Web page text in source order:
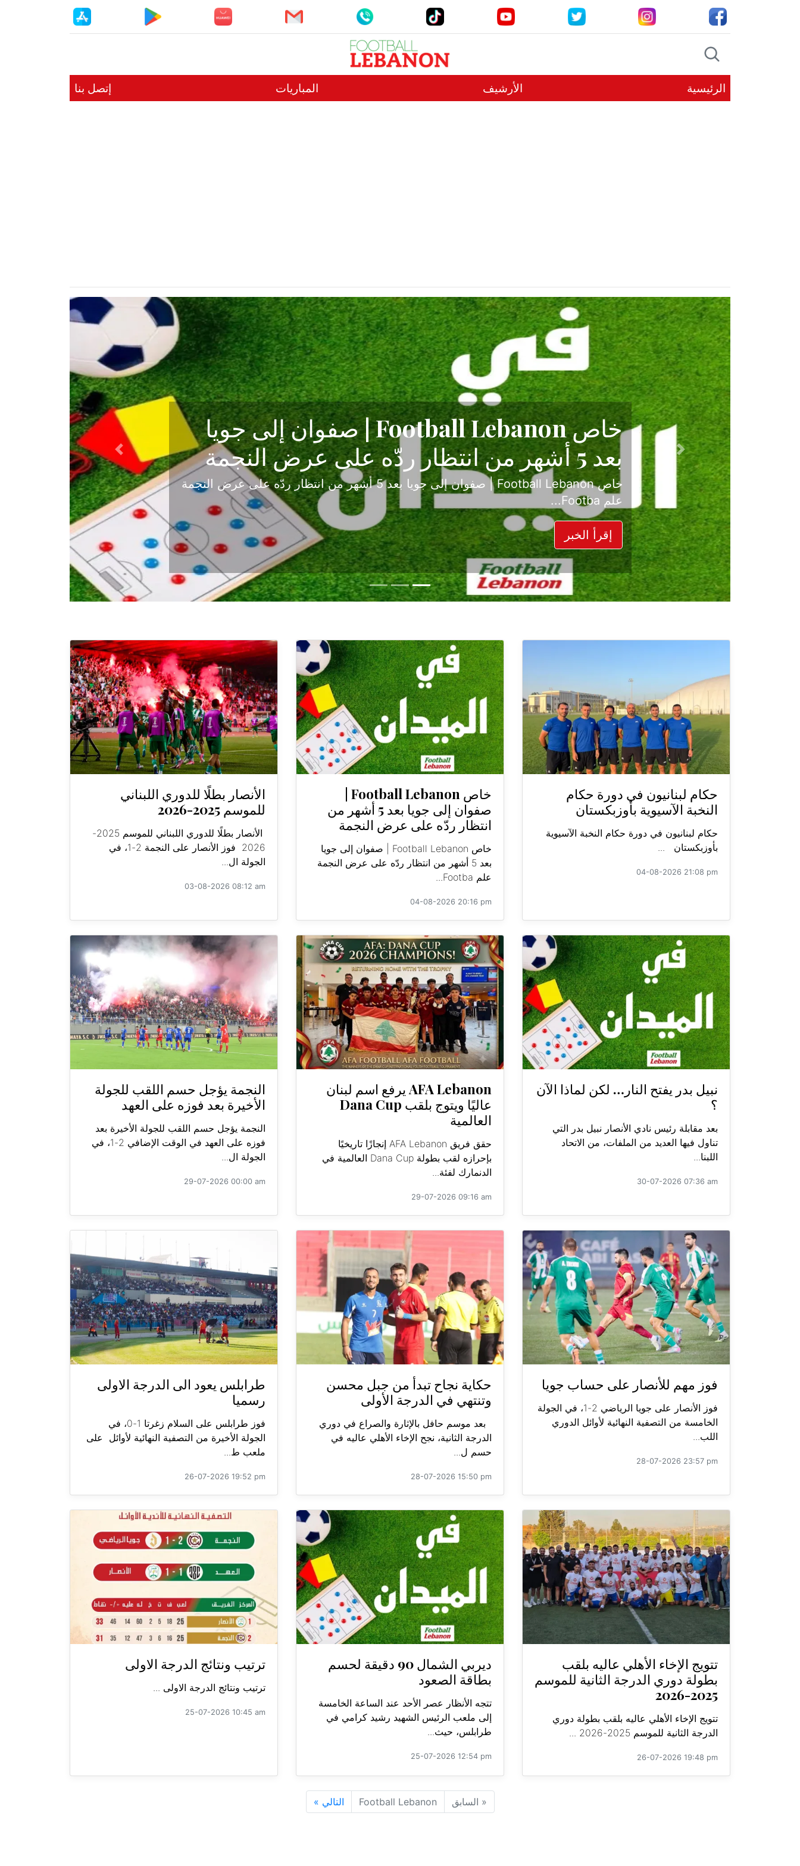
الرئيسية الأرشيف المباريات إتصل بنا
حكاية نجاح تبدأ من جبل محسن وتنتهي في
الدرجة الأولى
بعد موسم حافل بالإثارة والصراع في دوري الدرجة الثانية، نجح الإخاء الأهلي عاليه في
حسم ل...
إقرأ الخبر
Previous
Next
حكام لبنانيون في دورة حكام
النخبة الآسيوية بأوزبكستان
حكام لبنانيون في دورة حكام النخبة الآسيوية
بأوزبكستان ...
04-08-2026 21:08 pm
صفوان إلى جويا بعد 5 أشهر من
انتظار ردّه على عرض النجمة
خاص Football Lebanon | صفوان إلى جويا
بعد 5 أشهر من انتظار ردّه على عرض النجمة
علم Footba...
04-08-2026 20:16 pm
الأنصار بطلًا للدوري اللبناني
للموسم 2025-2026
الأنصار بطلًا للدوري اللبناني للموسم 2025-
2026 فوز الأنصار على النجمة 2-1، في
الجولة ال...
03-08-2026 08:12 am
نبيل بدر يفتح النار… لكن لماذا الآن
؟
بعد مقابلة رئيس نادي الأنصار نبيل بدر التي
تناول فيها العديد من الملفات، من الاتحاد
اللبنا...
30-07-2026 07:36 am
AFA Lebanon يرفع اسم لبنان
عاليًا ويتوج بلقب Dana Cup
العالمية
حقق فريق AFA Lebanon إنجازًا تاريخيًا
بإحرازه لقب بطولة Dana Cup العالمية في
الدنمارك لفئة...
29-07-2026 09:16 am
النجمة يؤجل حسم اللقب للجولة
الأخيرة بعد فوزه على العهد
النجمة يؤجل حسم اللقب للجولة الأخيرة بعد
فوزه على العهد في الوقت الإضافي 2-1، في
الجولة ال...
29-07-2026 00:00 am
فوز مهم للأنصار على حساب جويا
فوز الأنصار على جويا الرياضي 2-1، في الجولة
الخامسة من التصفية النهائية لأوائل الدوري
اللب...
28-07-2026 23:57 pm
حكاية نجاح تبدأ من جبل محسن
وتنتهي في الدرجة الأولى
بعد موسم حافل بالإثارة والصراع في دوري
الدرجة الثانية، نجح الإخاء الأهلي عاليه في
حسم ل...
28-07-2026 15:50 pm
طرابلس يعود الى الدرجة الاولى
رسميا
فوز طرابلس على السلام زغرتا 1-0، في
الجولة الأخيرة من التصفية النهائية لأوائل على
ملعب ط...
26-07-2026 19:52 pm
تتويج الإخاء الأهلي عاليه بلقب
بطولة دوري الدرجة الثانية للموسم
2025-2026
تتويج الإخاء الأهلي عاليه بلقب بطولة دوري
الدرجة الثانية للموسم 2025-2026 ...
26-07-2026 19:48 pm
ديربي الشمال 90 دقيقة لحسم
بطاقة الصعود
تتجه الأنظار عصر الأحد عند الساعة الخامسة
إلى ملعب الرئيس الشهيد رشيد كرامي في
طرابلس، حيث...
25-07-2026 12:54 pm
ترتيب ونتائج الدرجة الاولى
ترتيب ونتائج الدرجة الاولى ...
25-07-2026 10:45 am
« السابق Football Lebanon التالي »